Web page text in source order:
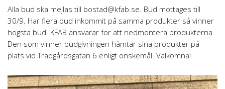
Alla bud ska mejlas till bostad@kfab.se. Bud mottages till
30/9. Har flera bud inkommit på samma produkter så vinner
högsta bud. KFAB ansvarar för att nedmontera produkterna.
Den som vinner budgivningen hämtar sina produkter på
plats vid Trädgårdsgatan 6 enligt önskemål. Välkomna!